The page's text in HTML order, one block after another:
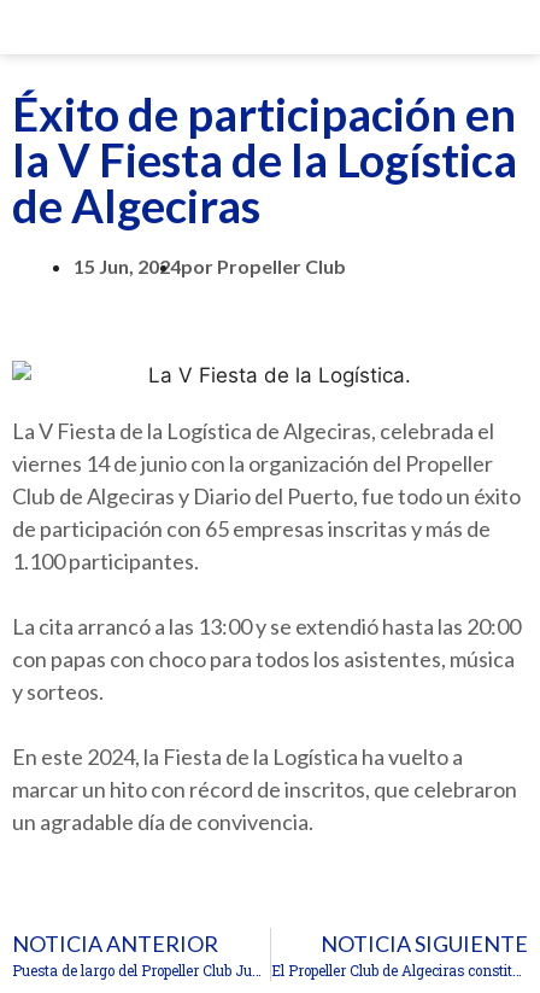
Éxito de participación en
la V Fiesta de la Logística
de Algeciras
15 Jun, 2024por Propeller Club
La V Fiesta de la Logística de Algeciras, celebrada el
viernes 14 de junio con la organización del Propeller
Club de Algeciras y Diario del Puerto, fue todo un éxito
de participación con 65 empresas inscritas y más de
1.100 participantes.
La cita arrancó a las 13:00 y se extendió hasta las 20:00
con papas con choco para todos los asistentes, música
y sorteos.
En este 2024, la Fiesta de la Logística ha vuelto a
marcar un hito con récord de inscritos, que celebraron
un agradable día de convivencia.
NOTICIA ANTERIOR
Puesta de largo del Propeller Club Junior de Algeciras
NOTICIA SIGUIENTE
El Propeller Club de Algeciras constituye su nueva junta directiva